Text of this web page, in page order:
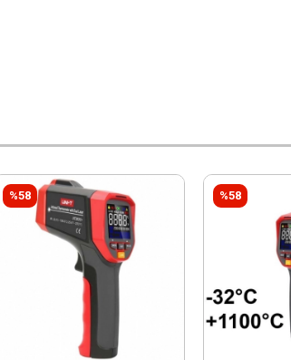
%58 %58